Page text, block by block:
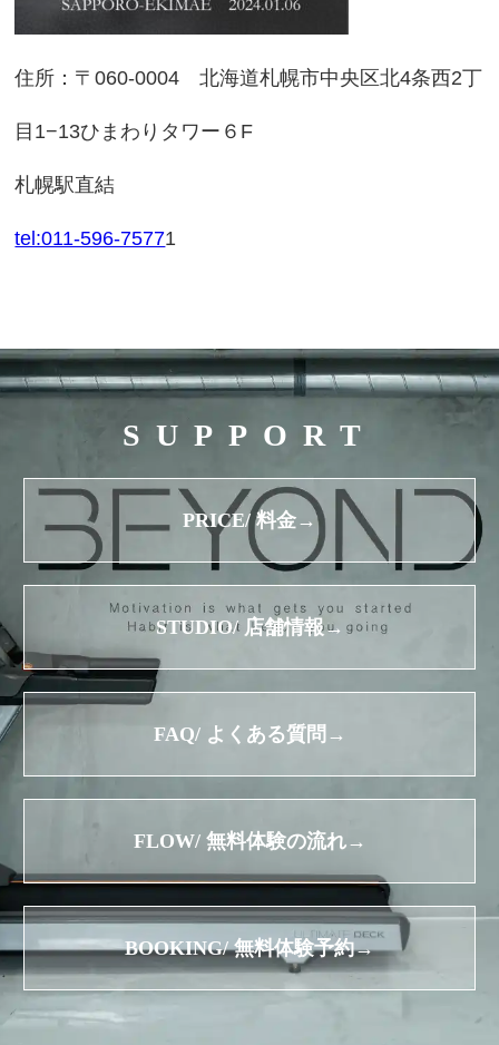
住所：〒060-0004 北海道札幌市中央区北4条西2丁
目1−13ひまわりタワー６F
札幌駅直結
tel:011-596-75771
SUPPORT
PRICE/ 料金→
STUDIO/ 店舗情報→
FAQ/ よくある質問→
FLOW/ 無料体験の流れ→
BOOKING/ 無料体験予約→